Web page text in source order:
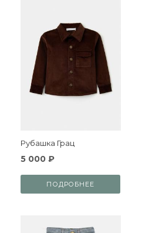
Рубашка Грац
5 000 ₽
ПОДРОБНЕЕ